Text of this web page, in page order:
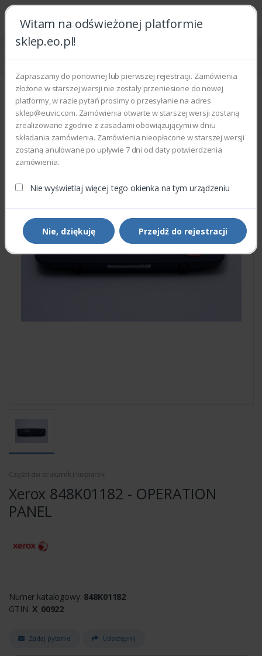
Witam na odświeżonej platformie
sklep.eo.pl!
Zapraszamy do ponownej lub pierwszej rejestracji. Zamówienia
złożone w starszej wersji nie zostały przeniesione do nowej
platformy, w razie pytań prosimy o przesyłanie na adres
sklep@euvic.com. Zamówienia otwarte w starszej wersji zostaną
zrealizowane zgodnie z zasadami obowiązującymi w dniu
składania zamówienia. Zamówienia nieopłacone w starszej wersji
zostaną anulowane po upływie 7 dni od daty potwierdzenia
zamówienia.
Nie wyświetlaj więcej tego okienka na tym urządzeniu
Nie, dziękuję Przejdź do rejestracji
Strona główna Części zamienne
Części do drukarek i kopiarek
Xerox 848K01182 - OPERATION
PANEL
Numer katalogowy: 848K01182
GTIN:X_00922
Zadaj pytanie Udostępnij